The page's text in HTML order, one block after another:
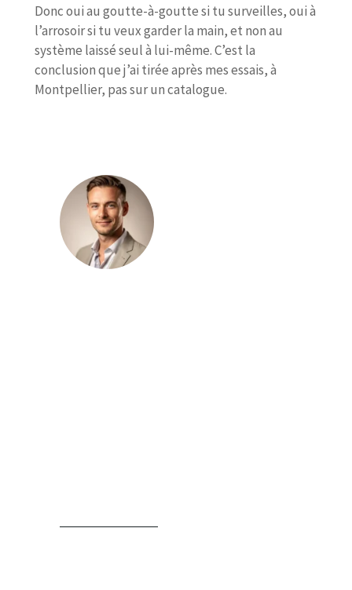
Donc oui au goutte-à-goutte si tu surveilles, oui à
l’arrosoir si tu veux garder la main, et non au
système laissé seul à lui-même. C’est la
conclusion que j’ai tirée après mes essais, à
Montpellier, pas sur un catalogue.